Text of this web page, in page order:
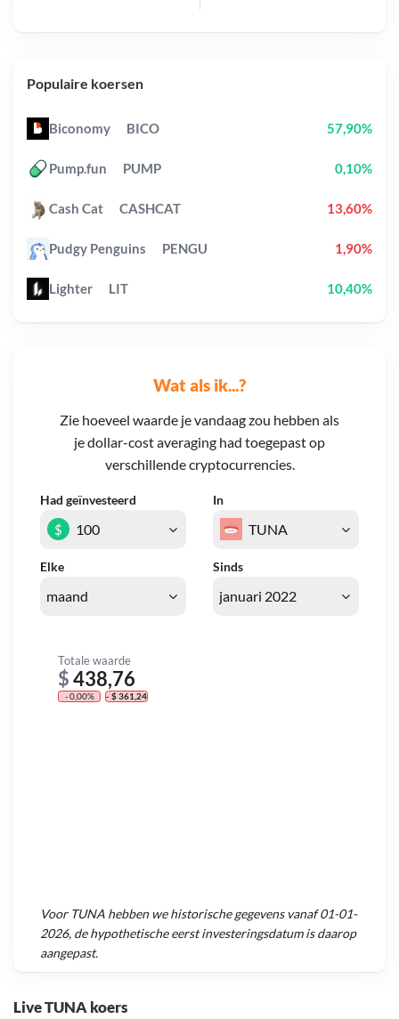
Live TUNA koers
Wat als ik...?
Zie hoeveel waarde je vandaag zou hebben als
je dollar-cost averaging had toegepast op
verschillende cryptocurrencies.
Had geïnvesteerd In
Elke Sinds
$
Totale waarde
$438,76
- 0,00% - $ 361,24
Voor TUNA hebben we historische gegevens vanaf01-01-
2026, de hypothetische eerst investeringsdatum is daarop
aangepast.
Populaire koersen
Biconomy BICO 57,90%
Pump.fun PUMP 0,10%
Cash Cat CASHCAT 13,60%
Pudgy Penguins PENGU 1,90%
Lighter LIT 10,40%